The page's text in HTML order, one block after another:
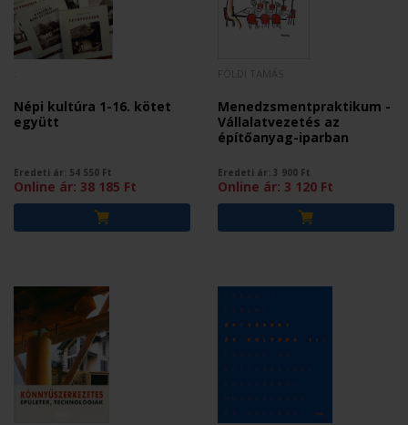
Népi kultúra 1-16. kötet
együtt
Eredeti ár: 54 550 Ft
Online ár: 38 185 Ft
Menedzsmentpraktikum -
Vállalatvezetés az
építőanyag-iparban
Eredeti ár: 3 900 Ft
Online ár: 3 120 Ft